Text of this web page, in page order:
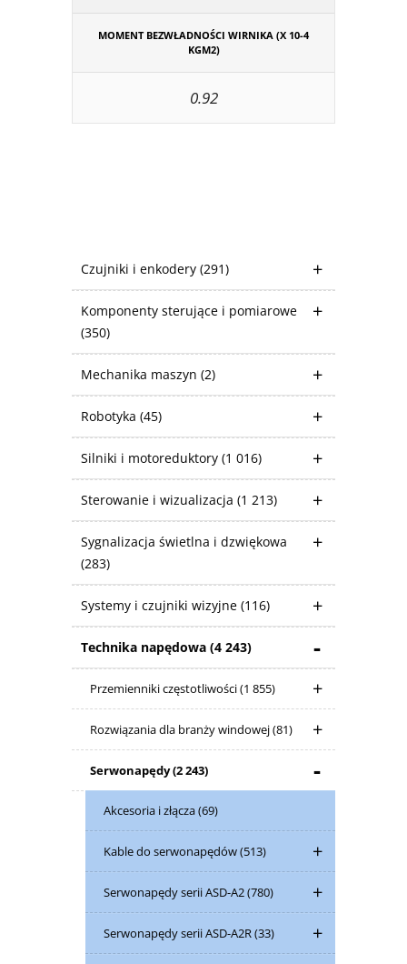
Czujniki i enkodery (291)
Komponenty sterujące i pomiarowe
(350)
Mechanika maszyn (2)
Robotyka (45)
Silniki i motoreduktory (1 016)
Sterowanie i wizualizacja (1 213)
Sygnalizacja świetlna i dzwiękowa
(283)
Systemy i czujniki wizyjne (116)
Technika napędowa (4 243)
Przemienniki częstotliwości(1 855)
Rozwiązania dla branży windowej(81)
Serwonapędy(2 243)
Akcesoria i złącza(69)
Kable do serwonapędów(513)
Serwonapędy serii ASD-A2(780)
Serwonapędy serii ASD-A2R(33)
MOMENT BEZWŁADNOŚCI WIRNIKA (X 10-4
KGM2)
0.92